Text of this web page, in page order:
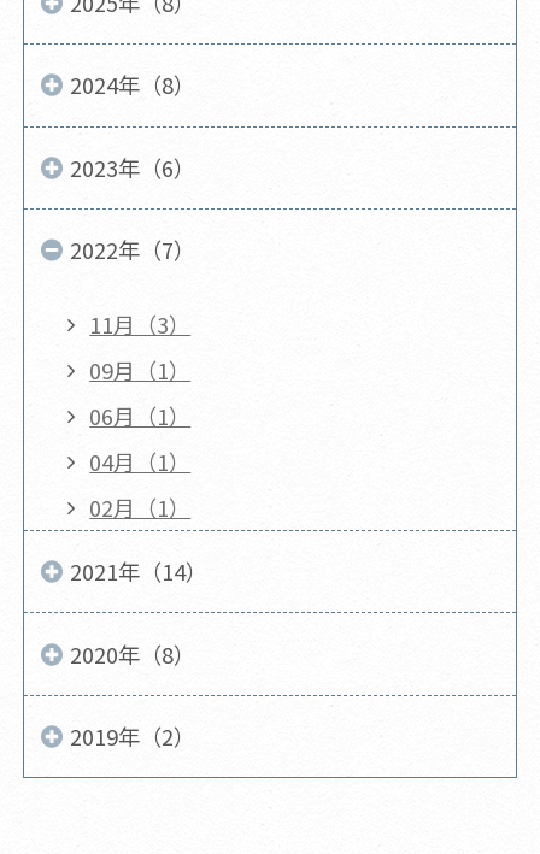
2024年（8）
2023年（6）
2022年（7）
11月（3）
09月（1）
06月（1）
04月（1）
02月（1）
2021年（14）
2020年（8）
2019年（2）